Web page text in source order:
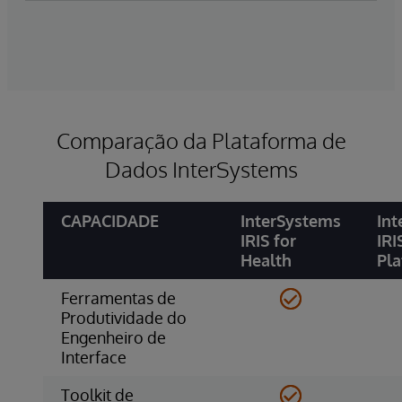
Comparação da Plataforma de
Dados InterSystems
CAPACIDADE
InterSystems
IRIS for
Health
Ferramentas de
Produtividade do
Engenheiro de
Interface
Toolkit de